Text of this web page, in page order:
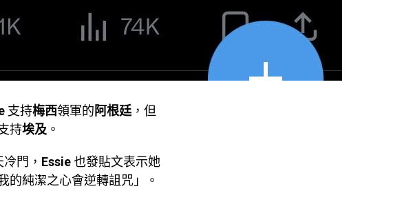
支持梅西領軍的阿根廷 ，但
持埃及 。
門， Essie也發貼文表示她
的純潔之心會逆轉詛咒」。